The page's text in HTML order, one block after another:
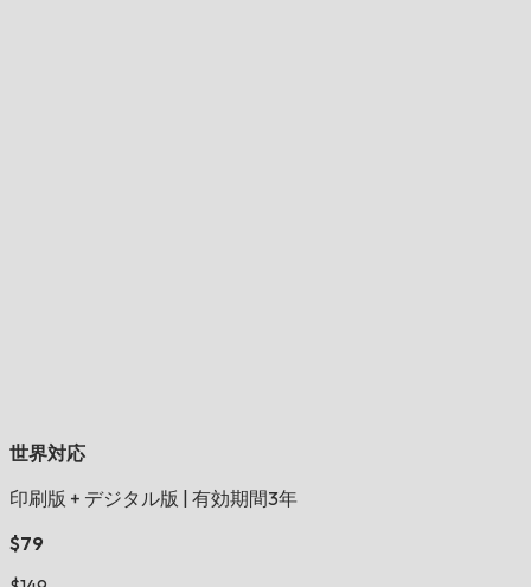
世界対応
印刷版 + デジタル版
有効期間3年
$79